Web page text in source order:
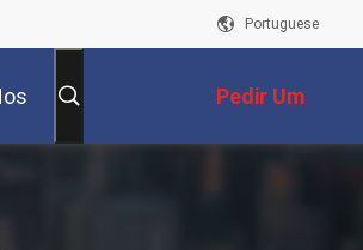
Portuguese
Pedir Um
Orçamento